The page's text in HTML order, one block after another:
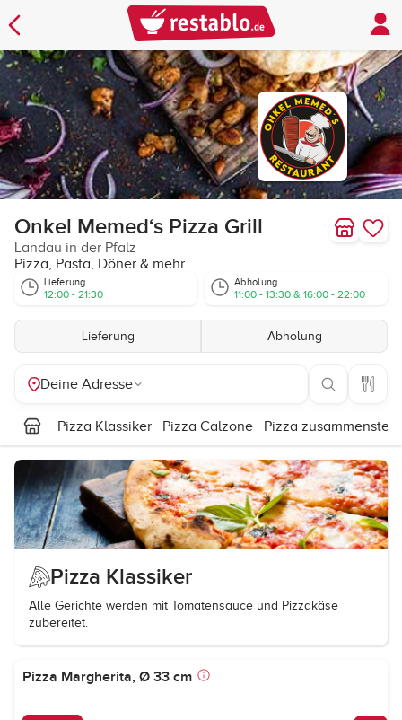
Onkel Memed‘s Pizza Grill
Landau in der Pfalz
Pizza, Pasta, Döner & mehr
Lieferung
12:00 - 21:30
Abholung
11:00 - 13:30 & 16:00 - 22:00
Lieferung Abholung
Deine Adresse
Pizza Klassiker Pizza Calzone Pizza
Pizza Klassiker
Alle Gerichte werden mit Tomatensauce und Pizzakäse
zubereitet.
Pizza Margherita, Ø 33 cm